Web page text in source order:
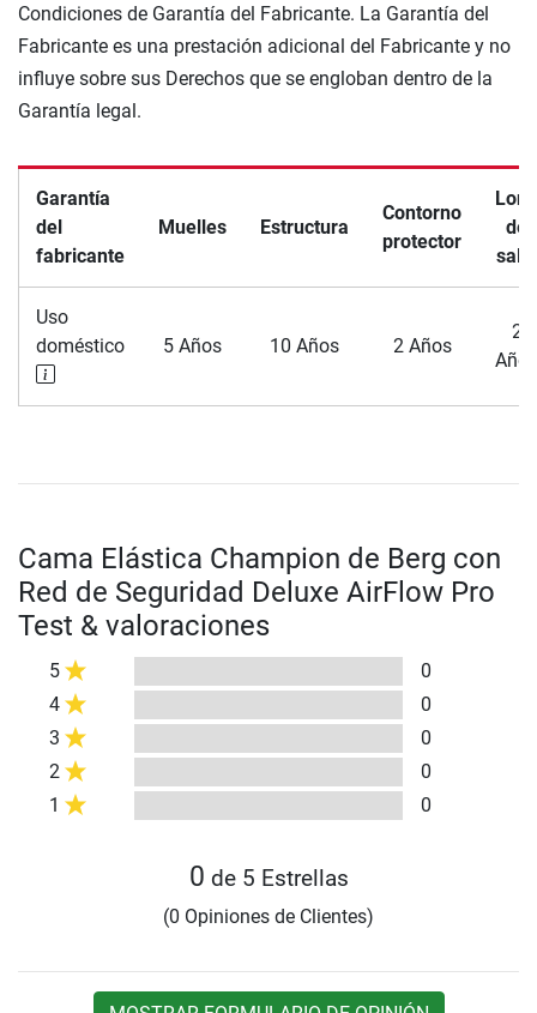
Condiciones de Garantía del Fabricante. La Garantía del
Fabricante es una prestación adicional del Fabricante y no
influye sobre sus Derechos que se engloban dentro de la
Garantía legal.
Garantía
del
fabricante
Muelles Estructura
Contorno
protector
Lona
de
salto
Uso
doméstico
5 Años 10 Años 2 Años
2
Años
Cama Elástica Champion de Berg con
Red de Seguridad Deluxe AirFlow Pro
Test & valoraciones
5
0
4
0
3
0
2
0
1
0
0 de 5 Estrellas
(0 Opiniones de Clientes)